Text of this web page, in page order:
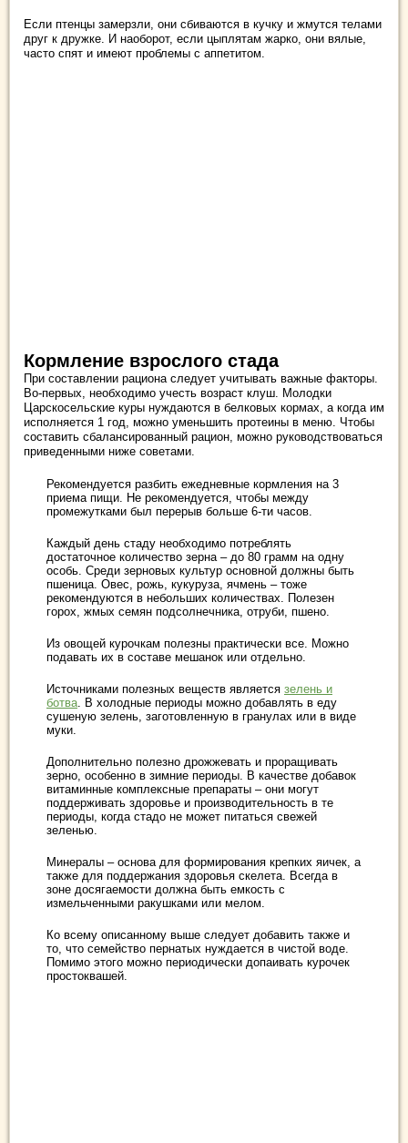
Если птенцы замерзли, они сбиваются в кучку и жмутся телами
друг к дружке. И наоборот, если цыплятам жарко, они вялые,
часто спят и имеют проблемы с аппетитом.
Кормление взрослого стада
При составлении рациона следует учитывать важные факторы.
Во-первых, необходимо учесть возраст клуш. Молодки
Царскосельские куры нуждаются в белковых кормах, а когда им
исполняется 1 год, можно уменьшить протеины в меню. Чтобы
составить сбалансированный рацион, можно руководствоваться
приведенными ниже советами.
Рекомендуется разбить ежедневные кормления на 3
приема пищи. Не рекомендуется, чтобы между
промежутками был перерыв больше 6-ти часов.
Каждый день стаду необходимо потреблять
достаточное количество зерна – до 80 грамм на одну
особь. Среди зерновых культур основной должны быть
пшеница. Овес, рожь, кукуруза, ячмень – тоже
рекомендуются в небольших количествах. Полезен
горох, жмых семян подсолнечника, отруби, пшено.
Из овощей курочкам полезны практически все. Можно
подавать их в составе мешанок или отдельно.
Источниками полезных веществ является зелень и
ботва . В холодные периоды можно добавлять в еду
сушеную зелень, заготовленную в гранулах или в виде
муки.
Дополнительно полезно дрожжевать и проращивать
зерно, особенно в зимние периоды. В качестве добавок
витаминные комплексные препараты – они могут
поддерживать здоровье и производительность в те
периоды, когда стадо не может питаться свежей
зеленью.
Минералы – основа для формирования крепких яичек, а
также для поддержания здоровья скелета. Всегда в
зоне досягаемости должна быть емкость с
измельченными ракушками или мелом.
Ко всему описанному выше следует добавить также и
то, что семейство пернатых нуждается в чистой воде.
Помимо этого можно периодически допаивать курочек
простоквашей.